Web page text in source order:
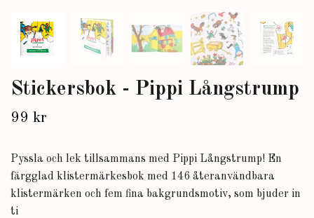
Stickersbok - Pippi Långstrump
99 kr
Pyssla och lek tillsammans med Pippi Långstrump! En
färgglad klistermärkesbok med 146 återanvändbara
klistermärken och fem fina bakgrundsmotiv, som bjuder in
ti